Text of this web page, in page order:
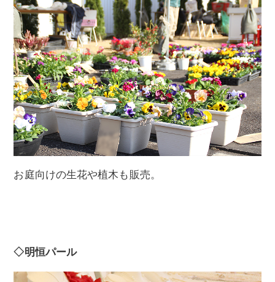
お庭向けの生花や植木も販売。
◇明恒パール